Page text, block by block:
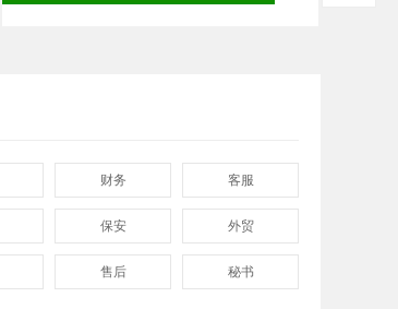
财务 客服
保安 外贸
售后 秘书